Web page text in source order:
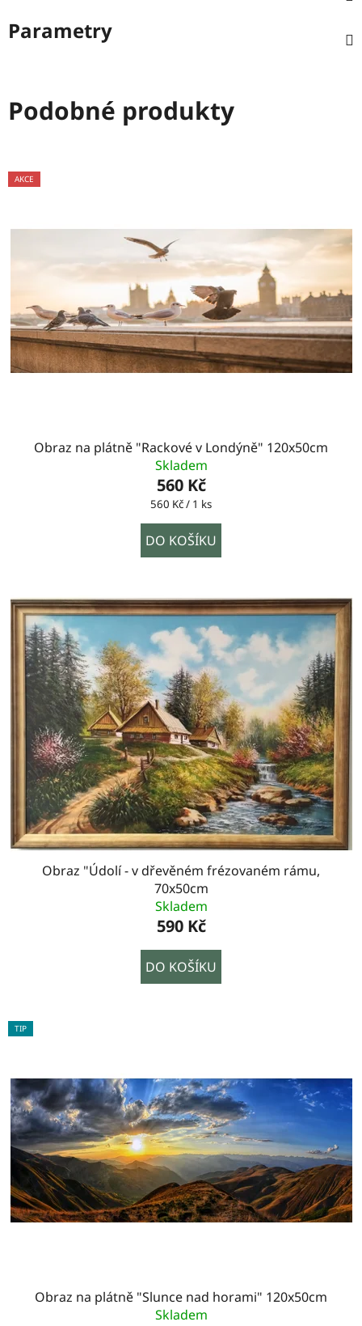
Parametry
Podobné produkty
AKCE
Obraz na plátně "Rackové v Londýně" 120x50cm
Skladem
560 Kč
Měrná
560 Kč / 1 ks
DO KOŠÍKU
Obraz "Údolí - v dřevěném frézovaném rámu,
70x50cm
Skladem
590 Kč
DO KOŠÍKU
TIP
Obraz na plátně "Slunce nad horami" 120x50cm
Skladem